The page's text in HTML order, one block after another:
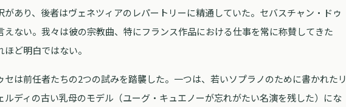
があり、後者はヴェネツィアのレパートリーに精通していた。セバスチャン・ドゥ
えない。我々は彼の宗教曲、特にフランス作品における仕事を常に称賛してきた
ど明白ではない。
セは前任者たちの2つの試みを踏襲した。一つは、若いソプラノのために書かれたリ
ルディの古い乳母のモデル（ユーグ・キュエノーが忘れがたい名演を残した）にな